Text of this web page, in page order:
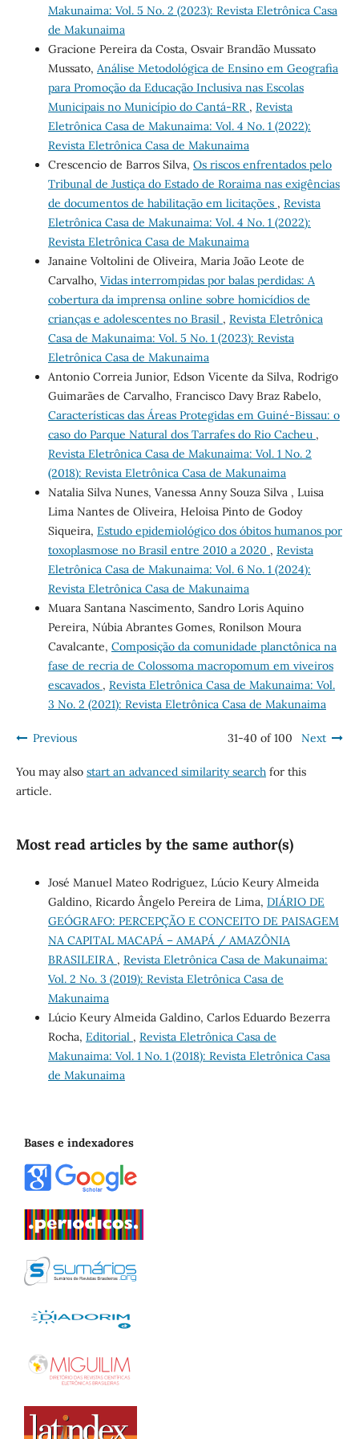
Makunaima: Vol. 5 No. 2 (2023): Revista Eletrônica Casa
de Makunaima
Gracione Pereira da Costa, Osvair Brandão Mussato
Mussato, Análise Metodológica de Ensino em Geografia
para Promoção da Educação Inclusiva nas Escolas
Municipais no Município do Cantá-RR , Revista
Eletrônica Casa de Makunaima: Vol. 4 No. 1 (2022):
Revista Eletrônica Casa de Makunaima
Crescencio de Barros Silva, Os riscos enfrentados pelo
Tribunal de Justiça do Estado de Roraima nas exigências
de documentos de habilitação em licitações , Revista
Eletrônica Casa de Makunaima: Vol. 4 No. 1 (2022):
Revista Eletrônica Casa de Makunaima
Janaine Voltolini de Oliveira, Maria João Leote de
Carvalho, Vidas interrompidas por balas perdidas: A
cobertura da imprensa online sobre homicídios de
crianças e adolescentes no Brasil , Revista Eletrônica
Casa de Makunaima: Vol. 5 No. 1 (2023): Revista
Eletrônica Casa de Makunaima
Antonio Correia Junior, Edson Vicente da Silva, Rodrigo
Guimarães de Carvalho, Francisco Davy Braz Rabelo,
Características das Áreas Protegidas em Guiné-Bissau: o
caso do Parque Natural dos Tarrafes do Rio Cacheu ,
Revista Eletrônica Casa de Makunaima: Vol. 1 No. 2
(2018): Revista Eletrônica Casa de Makunaima
Natalia Silva Nunes, Vanessa Anny Souza Silva , Luisa
Lima Nantes de Oliveira, Heloisa Pinto de Godoy
Siqueira, Estudo epidemiológico dos óbitos humanos por
toxoplasmose no Brasil entre 2010 a 2020 , Revista
Eletrônica Casa de Makunaima: Vol. 6 No. 1 (2024):
Revista Eletrônica Casa de Makunaima
Muara Santana Nascimento, Sandro Loris Aquino
Pereira, Núbia Abrantes Gomes, Ronilson Moura
Cavalcante, Composição da comunidade planctônica na
fase de recria de Colossoma macropomum em viveiros
escavados , Revista Eletrônica Casa de Makunaima: Vol.
3 No. 2 (2021): Revista Eletrônica Casa de Makunaima
Previous 31-40 of 100 Next
You may also start an advanced similarity searchfor this
article.
Most read articles by the same author(s)
José Manuel Mateo Rodriguez, Lúcio Keury Almeida
Galdino, Ricardo Ângelo Pereira de Lima, DIÁRIO DE
GEÓGRAFO: PERCEPÇÃO E CONCEITO DE PAISAGEM
NA CAPITAL MACAPÁ – AMAPÁ / AMAZÔNIA
BRASILEIRA , Revista Eletrônica Casa de Makunaima:
Vol. 2 No. 3 (2019): Revista Eletrônica Casa de
Makunaima
Lúcio Keury Almeida Galdino, Carlos Eduardo Bezerra
Rocha, Editorial , Revista Eletrônica Casa de
Makunaima: Vol. 1 No. 1 (2018): Revista Eletrônica Casa
de Makunaima
Bases e indexadores